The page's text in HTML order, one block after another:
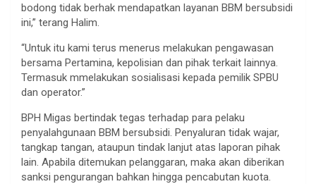
bodong tidak berhak mendapatkan layanan BBM bersubsidi
ini,” terang Halim.
“Untuk itu kami terus menerus melakukan pengawasan
bersama Pertamina, kepolisian dan pihak terkait lainnya.
Termasuk mmelakukan sosialisasi kepada pemilik SPBU
dan operator.”
BPH Migas bertindak tegas terhadap para pelaku
penyalahgunaan BBM bersubsidi. Penyaluran tidak wajar,
tangkap tangan, ataupun tindak lanjut atas laporan pihak
lain. Apabila ditemukan pelanggaran, maka akan diberikan
sanksi pengurangan bahkan hingga pencabutan kuota.